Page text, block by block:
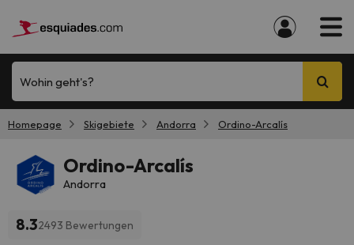
Wohin geht's?
Homepage Skigebiete Andorra Ordino-Arcalís
Ordino-Arcalís
Andorra
8.32493 Bewertungen